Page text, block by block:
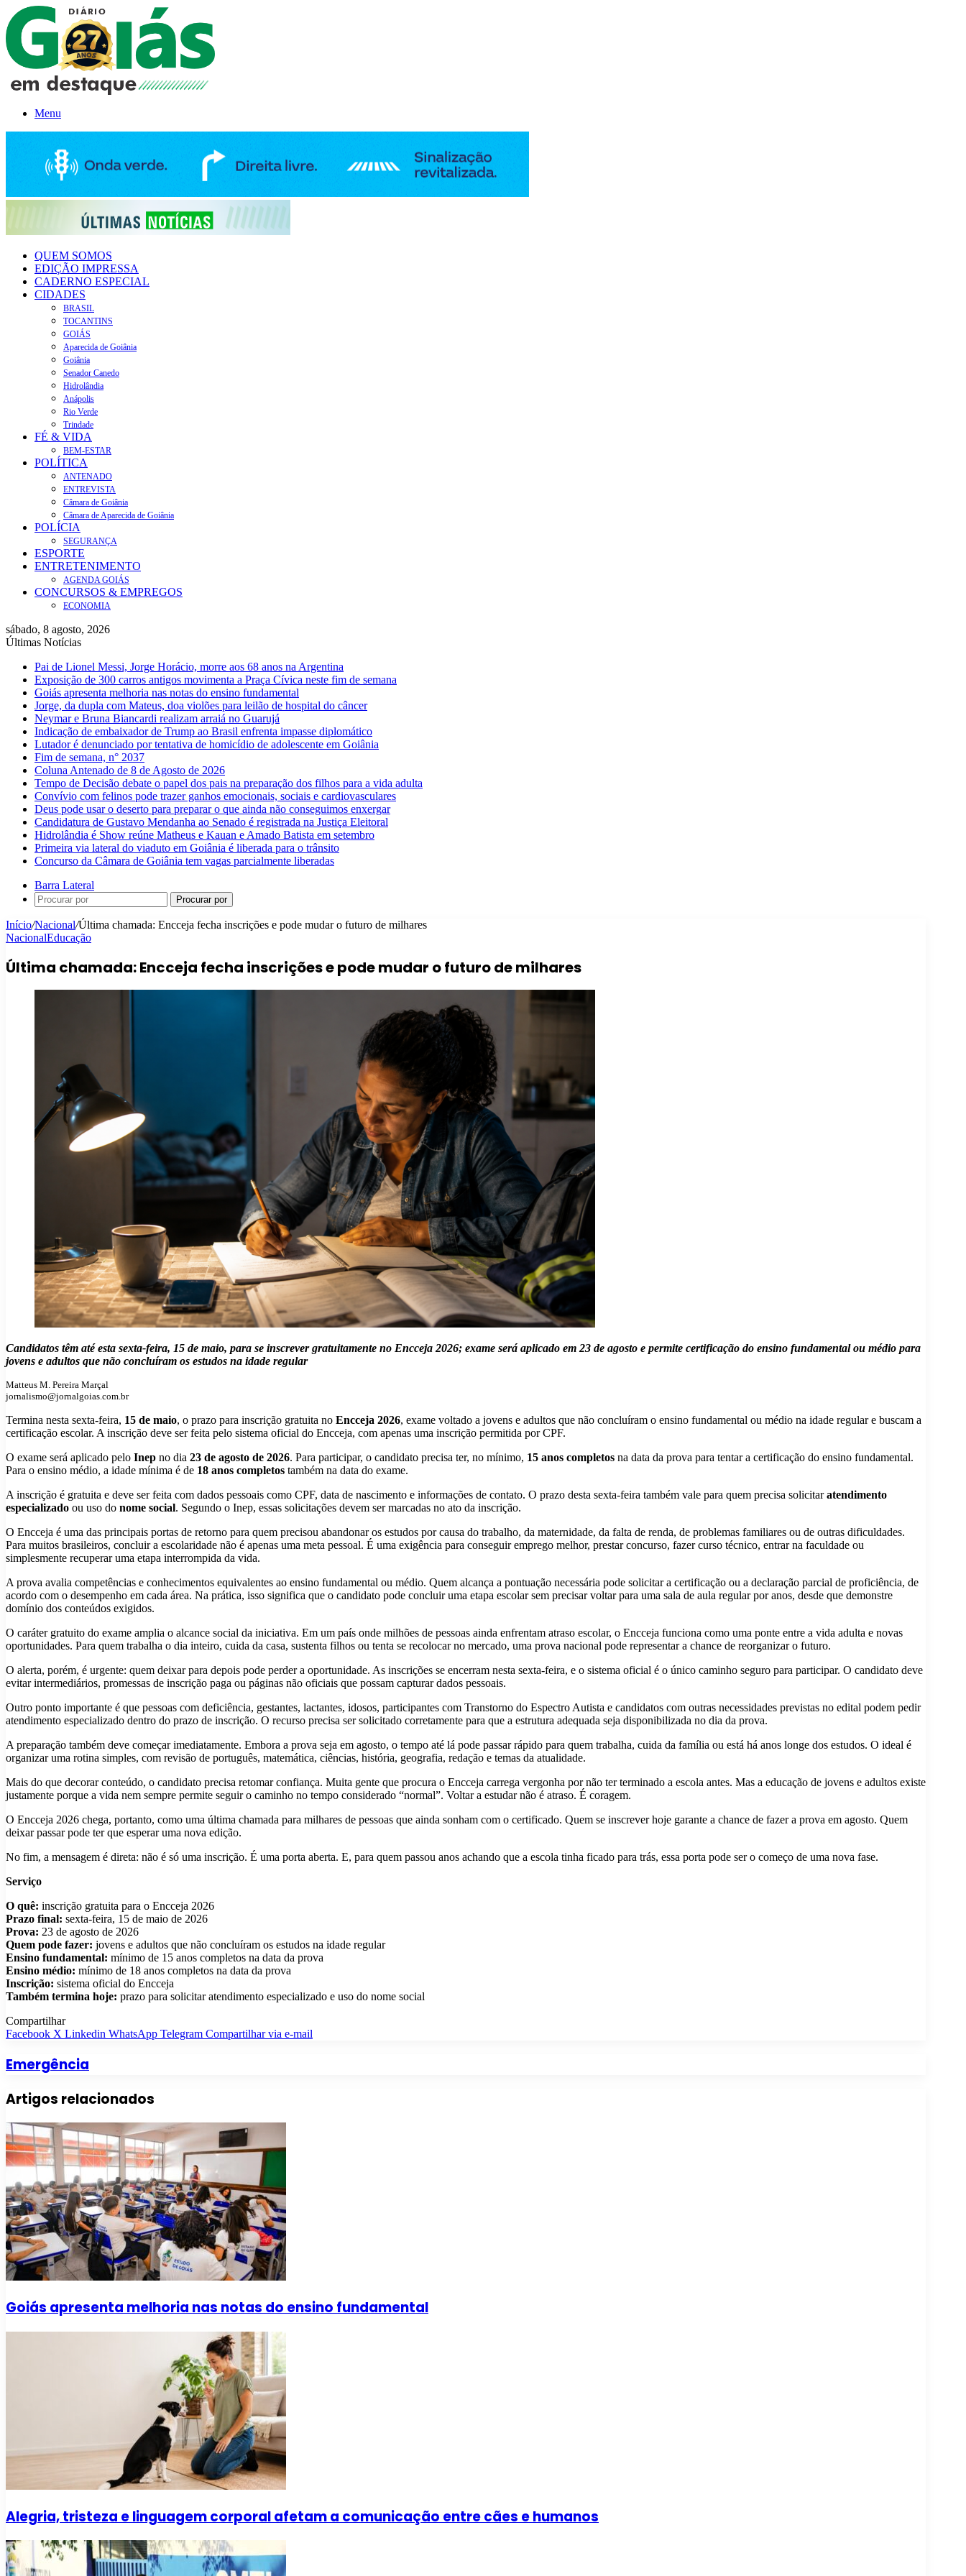
Menu
QUEM SOMOS
EDIÇÃO IMPRESSA
CADERNO ESPECIAL
CIDADES
BRASIL
TOCANTINS
GOIÁS
Aparecida de Goiânia
Goiânia
Senador Canedo
Hidrolândia
Anápolis
Rio Verde
Trindade
FÉ & VIDA
BEM-ESTAR
POLÍTICA
ANTENADO
ENTREVISTA
Câmara de Goiânia
Câmara de Aparecida de Goiânia
POLÍCIA
SEGURANÇA
ESPORTE
ENTRETENIMENTO
AGENDA GOIÁS
CONCURSOS & EMPREGOS
ECONOMIA
sábado, 8 agosto, 2026
Últimas Notícias
Pai de Lionel Messi, Jorge Horácio, morre aos 68 anos na Argentina
Exposição de 300 carros antigos movimenta a Praça Cívica neste fim de semana
Goiás apresenta melhoria nas notas do ensino fundamental
Jorge, da dupla com Mateus, doa violões para leilão de hospital do câncer
Neymar e Bruna Biancardi realizam arraiá no Guarujá
Indicação de embaixador de Trump ao Brasil enfrenta impasse diplomático
Lutador é denunciado por tentativa de homicídio de adolescente em Goiânia
Fim de semana, n° 2037
Coluna Antenado de 8 de Agosto de 2026
Tempo de Decisão debate o papel dos pais na preparação dos filhos para a vida adulta
Convívio com felinos pode trazer ganhos emocionais, sociais e cardiovasculares
Deus pode usar o deserto para preparar o que ainda não conseguimos enxergar
Candidatura de Gustavo Mendanha ao Senado é registrada na Justiça Eleitoral
Hidrolândia é Show reúne Matheus e Kauan e Amado Batista em setembro
Primeira via lateral do viaduto em Goiânia é liberada para o trânsito
Concurso da Câmara de Goiânia tem vagas parcialmente liberadas
Barra Lateral
Procurar por
Início/Nacional/Última chamada: Encceja fecha inscrições e pode mudar o futuro de milhares
NacionalEducação
Última chamada: Encceja fecha inscrições e pode mudar o futuro de milhares
Candidatos têm até esta sexta-feira, 15 de maio, para se inscrever gratuitamente no Encceja 2026; exame será aplicado em 23 de agosto e permite certificação do ensino fundamental ou médio para
jovens e adultos que não concluíram os estudos na idade regular
Matteus M. Pereira Marçal
jornalismo@jornalgoias.com.br
Termina nesta sexta-feira, 15 de maio, o prazo para inscrição gratuita no Encceja 2026, exame voltado a jovens e adultos que não concluíram o ensino fundamental ou médio na idade regular e buscam a
certificação escolar. A inscrição deve ser feita pelo sistema oficial do Encceja, com apenas uma inscrição permitida por CPF.
O exame será aplicado pelo Inep no dia 23 de agosto de 2026. Para participar, o candidato precisa ter, no mínimo, 15 anos completos na data da prova para tentar a certificação do ensino fundamental.
Para o ensino médio, a idade mínima é de 18 anos completos também na data do exame.
A inscrição é gratuita e deve ser feita com dados pessoais como CPF, data de nascimento e informações de contato. O prazo desta sexta-feira também vale para quem precisa solicitaratendimento
especializado ou uso do nome social. Segundo o Inep, essas solicitações devem ser marcadas no ato da inscrição.
O Encceja é uma das principais portas de retorno para quem precisou abandonar os estudos por causa do trabalho, da maternidade, da falta de renda, de problemas familiares ou de outras dificuldades.
Para muitos brasileiros, concluir a escolaridade não é apenas uma meta pessoal. É uma exigência para conseguir emprego melhor, prestar concurso, fazer curso técnico, entrar na faculdade ou
simplesmente recuperar uma etapa interrompida da vida.
A prova avalia competências e conhecimentos equivalentes ao ensino fundamental ou médio. Quem alcança a pontuação necessária pode solicitar a certificação ou a declaração parcial de proficiência, de
acordo com o desempenho em cada área. Na prática, isso significa que o candidato pode concluir uma etapa escolar sem precisar voltar para uma sala de aula regular por anos, desde que demonstre
domínio dos conteúdos exigidos.
O caráter gratuito do exame amplia o alcance social da iniciativa. Em um país onde milhões de pessoas ainda enfrentam atraso escolar, o Encceja funciona como uma ponte entre a vida adulta e novas
oportunidades. Para quem trabalha o dia inteiro, cuida da casa, sustenta filhos ou tenta se recolocar no mercado, uma prova nacional pode representar a chance de reorganizar o futuro.
O alerta, porém, é urgente: quem deixar para depois pode perder a oportunidade. As inscrições se encerram nesta sexta-feira, e o sistema oficial é o único caminho seguro para participar. O candidato deve
evitar intermediários, promessas de inscrição paga ou páginas não oficiais que possam capturar dados pessoais.
Outro ponto importante é que pessoas com deficiência, gestantes, lactantes, idosos, participantes com Transtorno do Espectro Autista e candidatos com outras necessidades previstas no edital podem pedir
atendimento especializado dentro do prazo de inscrição. O recurso precisa ser solicitado corretamente para que a estrutura adequada seja disponibilizada no dia da prova.
A preparação também deve começar imediatamente. Embora a prova seja em agosto, o tempo até lá pode passar rápido para quem trabalha, cuida da família ou está há anos longe dos estudos. O ideal é
organizar uma rotina simples, com revisão de português, matemática, ciências, história, geografia, redação e temas da atualidade.
Mais do que decorar conteúdo, o candidato precisa retomar confiança. Muita gente que procura o Encceja carrega vergonha por não ter terminado a escola antes. Mas a educação de jovens e adultos existe
justamente porque a vida nem sempre permite seguir o caminho no tempo considerado “normal”. Voltar a estudar não é atraso. É coragem.
O Encceja 2026 chega, portanto, como uma última chamada para milhares de pessoas que ainda sonham com o certificado. Quem se inscrever hoje garante a chance de fazer a prova em agosto. Quem
deixar passar pode ter que esperar uma nova edição.
No fim, a mensagem é direta: não é só uma inscrição. É uma porta aberta. E, para quem passou anos achando que a escola tinha ficado para trás, essa porta pode ser o começo de uma nova fase.
Serviço
O quê: inscrição gratuita para o Encceja 2026
Prazo final: sexta-feira, 15 de maio de 2026
Prova: 23 de agosto de 2026
Quem pode fazer: jovens e adultos que não concluíram os estudos na idade regular
Ensino fundamental: mínimo de 15 anos completos na data da prova
Ensino médio: mínimo de 18 anos completos na data da prova
Inscrição: sistema oficial do Encceja
Também termina hoje: prazo para solicitar atendimento especializado e uso do nome social
Compartilhar
Facebook X Linkedin WhatsApp Telegram Compartilhar via e-mail
Emergência
Artigos relacionados
Goiás apresenta melhoria nas notas do ensino fundamental
Alegria, tristeza e linguagem corporal afetam a comunicação entre cães e humanos